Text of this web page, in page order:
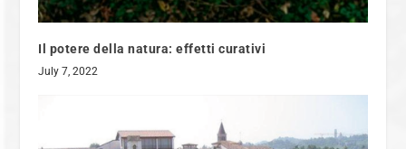
Il potere della natura: effetti curativi
July 7, 2022